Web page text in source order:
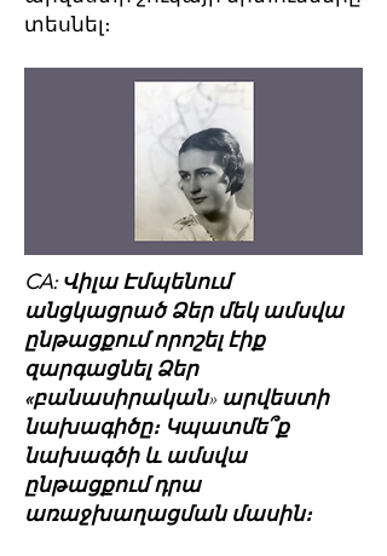
տեսնել։
CA: Վիլա Էմպենում
անցկացրած Ձեր մեկ ամսվա
ընթացքում որոշել էիք
զարգացնել Ձեր
«բանասիրական» արվեստի
նախագիծը։ Կպատմե՞ք
նախագծի և ամսվա
ընթացքում դրա
առաջխաղացման մասին։